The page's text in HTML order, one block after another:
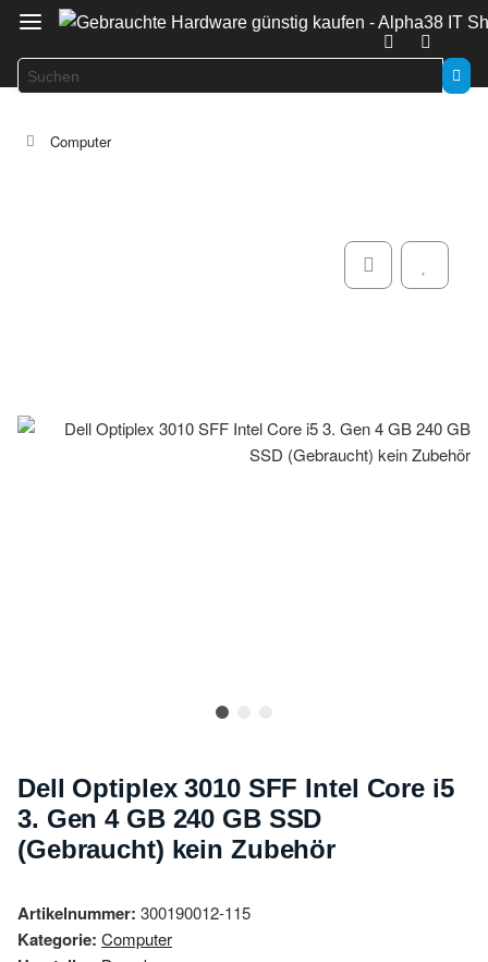
Computer
Dell Optiplex 3010 SFF Intel Core i5
3. Gen 4 GB 240 GB SSD
(Gebraucht) kein Zubehör
Artikelnummer: 300190012-115
Kategorie: Computer